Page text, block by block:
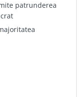
patrunderea